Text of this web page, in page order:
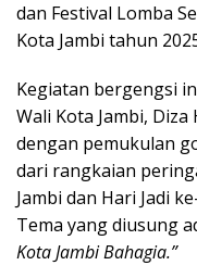
dan Festival Lomba
Kota Jambi tahun
Kegiatan bergengsi
Wali Kota Jambi, Diza
dengan pemukulan
dari rangkaian
Jambi dan Hari Jadi
Tema yang diusung
Kota Jambi Bahagia.”